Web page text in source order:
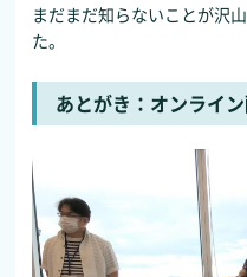
まだまだ知らないことが沢
た。
あとがき：オンライ